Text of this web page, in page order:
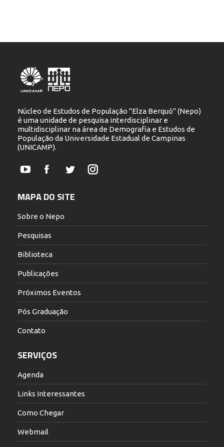
Núcleo de Estudos de População "Elza Berquó" (Nepo)
é uma unidade de pesquisa interdisciplinar e
multidisciplinar na área de Demografia e Estudos de
População da Universidade Estadual de Campinas
(UNICAMP).
YouTubeFacebookTwitterInstagram
MAPA DO SITE
Sobre o Nepo
Pesquisas
Biblioteca
Publicações
Próximos Eventos
Pós Graduação
Contato
SERVIÇOS
Agenda
Links Interessantes
Como Chegar
Webmail